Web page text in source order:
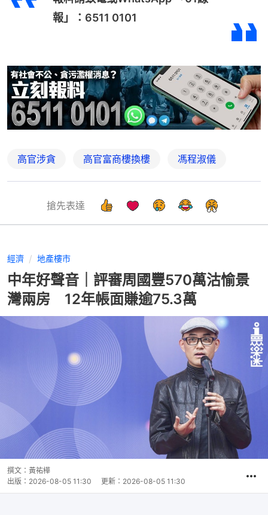
報」：6511 0101
高官涉貪 高官富商樓換樓 馮程淑儀
搶先表達
經濟 地產樓市
中年好聲音｜評審周國豐570萬沽愉景
灣兩房 12年帳面賺逾75.3萬
撰文： 黃祐樺
出版： 2026-08-05 11:30 更新： 2026-08-05 11:30